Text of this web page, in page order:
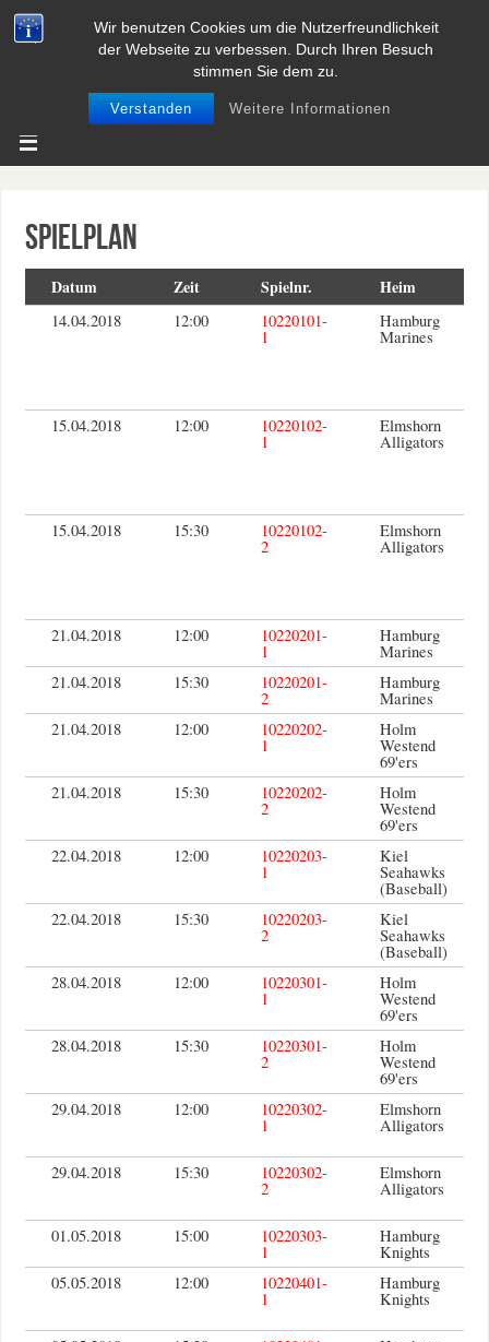
Wir benutzen Cookies um die Nutzerfreundlichkeit
der Webseite zu verbessen. Durch Ihren Besuch
stimmen Sie dem zu.
Verstanden Weitere Informationen
BASEBALL UND SOFTBALL IN
NIEDERSACHSEN
Spielplan
Datum Zeit Spielnr. Heim
14.04.2018 12:00 10220101-
1
Hamburg
Marines
15.04.2018 12:00 10220102-
1
Elmshorn
Alligators
15.04.2018 15:30 10220102-
2
Elmshorn
Alligators
21.04.2018 12:00 10220201-
1
Hamburg
Marines
21.04.2018
15:30 10220201-
2
Hamburg
Marines
21.04.2018
12:00 10220202-
1
Holm
Westend
69'ers
21.04.2018
15:30 10220202-
2
Holm
Westend
69'ers
22.04.2018
12:00 10220203-
1
Kiel
Seahawks
(Baseball)
22.04.2018
15:30 10220203-
2
Kiel
Seahawks
(Baseball)
28.04.2018
12:00 10220301-
1
Holm
Westend
69'ers
28.04.2018
15:30 10220301-
2
Holm
Westend
69'ers
29.04.2018
12:00 10220302-
1
Elmshorn
Alligators
29.04.2018 15:30 10220302-
2
Elmshorn
Alligators
01.05.2018 15:00 10220303-
1
Hamburg
Knights
05.05.2018
12:00 10220401-
1
Hamburg
Knights